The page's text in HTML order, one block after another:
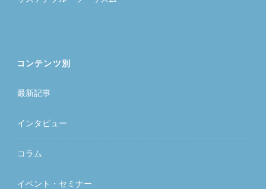
コンテンツ別
最新記事
インタビュー
コラム
イベント・セミナー